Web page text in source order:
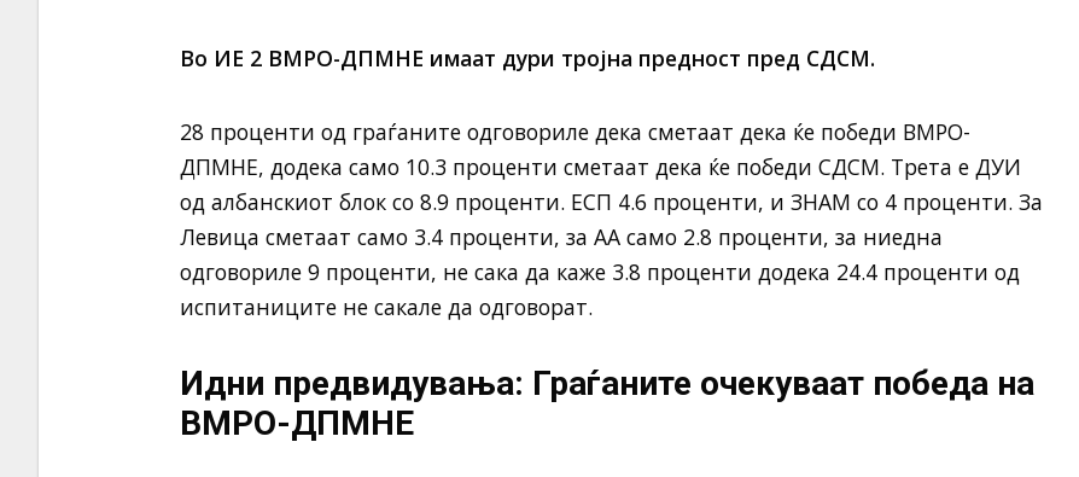
Во ИЕ 2 ВМРО-ДПМНЕ имаат дури тројна предност пред СДСМ.
28 проценти од граѓаните одговориле дека сметаат дека ќе победи ВМРО-
ДПМНЕ, додека само 10.3 проценти сметаат дека ќе победи СДСМ. Трета е ДУИ
од албанскиот блок со 8.9 проценти. ЕСП 4.6 проценти, и ЗНАМ со 4 проценти. За
Левица сметаат само 3.4 проценти, за АА само 2.8 проценти, за ниедна
одговориле 9 проценти, не сака да каже 3.8 проценти додека 24.4 проценти од
испитаниците не сакале да одговорат.
Идни предвидувања: Граѓаните очекуваат победа на
ВМРО-ДПМНЕ